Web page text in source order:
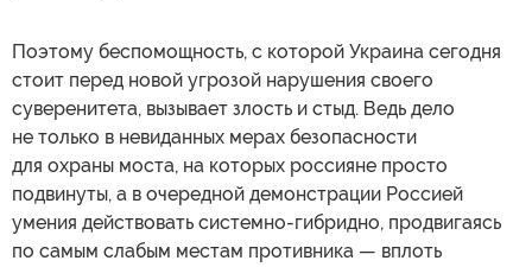
Поэтому беспомощность, с которой Украина сегодня
стоит перед новой угрозой нарушения своего
суверенитета, вызывает злость и стыд. Ведь дело
не только в невиданных мерах безопасности
для охраны моста, на которых россияне просто
подвинуты, а в очередной демонстрации Россией
умения действовать системно-гибридно, продвигаясь
по самым слабым местам противника — вплоть